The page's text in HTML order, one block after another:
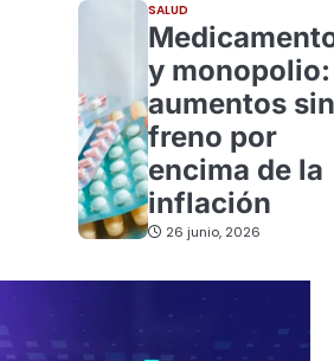
SALUD
y monopolio:
aumentos sin
freno por
encima de la
inflación
26 junio, 2026